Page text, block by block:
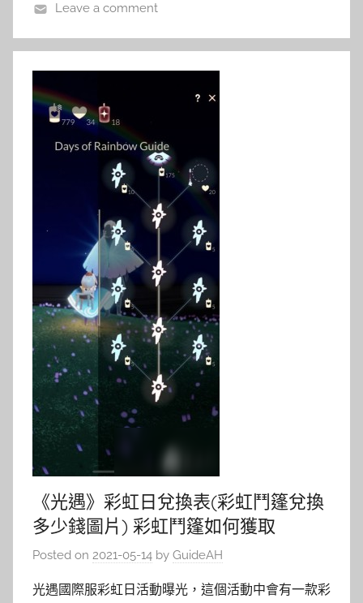
Leave a comment
《光遇》彩虹日兌換表(彩虹鬥篷兌換
多少錢圖片) 彩虹鬥篷如何獲取
Posted on 2021-05-14 by GuideAH
光遇國際服彩虹日活動曝光，這個活動中會有一款彩